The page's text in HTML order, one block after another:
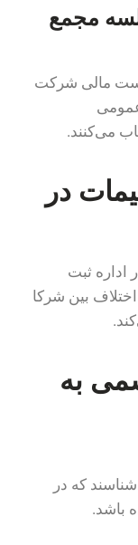
مجمع
مالی شرکت
می‌کنند.
در
اداره ثبت
بین شرکا
به
که در
باشد.